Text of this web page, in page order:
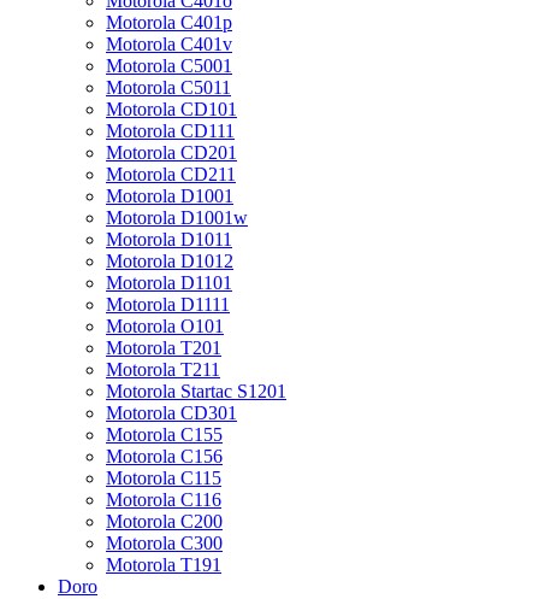
Motorola C401p
Motorola C401v
Motorola C5001
Motorola C5011
Motorola CD101
Motorola CD111
Motorola CD201
Motorola CD211
Motorola D1001
Motorola D1001w
Motorola D1011
Motorola D1012
Motorola D1101
Motorola D1111
Motorola O101
Motorola T201
Motorola T211
Motorola Startac S1201
Motorola CD301
Motorola C155
Motorola C156
Motorola C115
Motorola C116
Motorola C200
Motorola C300
Motorola T191
Doro